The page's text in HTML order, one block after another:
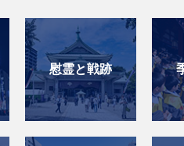
東京の紅葉